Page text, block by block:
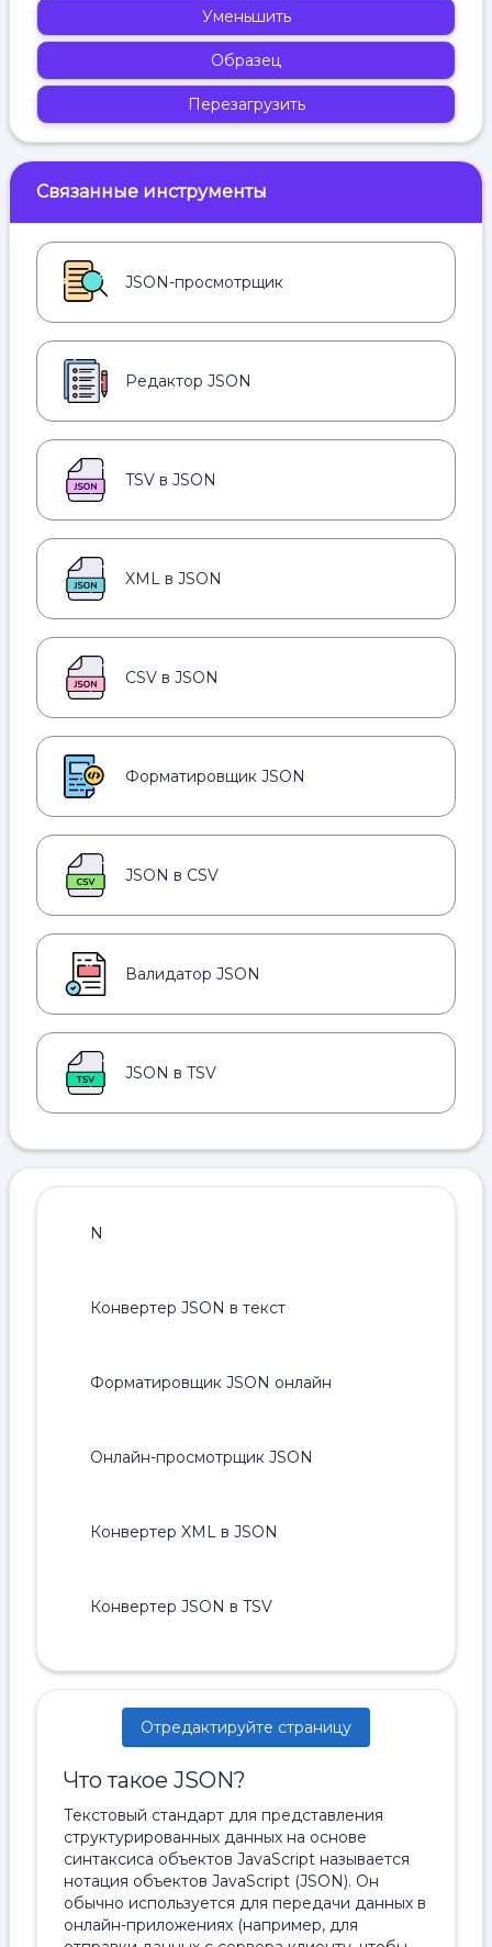
Уменьшить
Образец
Перезагрузить
Связанные инструменты
JSON-просмотрщик
Редактор JSON
TSV в JSON
XML в JSON
CSV в JSON
Форматировщик JSON
JSON в CSV
Валидатор JSON
JSON в TSV
N
Конвертер JSON в текст
Форматировщик JSON онлайн
Онлайн-просмотрщик JSON
Конвертер XML в JSON
Конвертер JSON в TSV
Отредактируйте страницу
Что такое JSON?
Текстовый стандарт для представления
структурированных данных на основе
синтаксиса объектов JavaScript называется
нотация объектов JavaScript (JSON). Он
обычно используется для передачи данных в
онлайн-приложениях (например, для